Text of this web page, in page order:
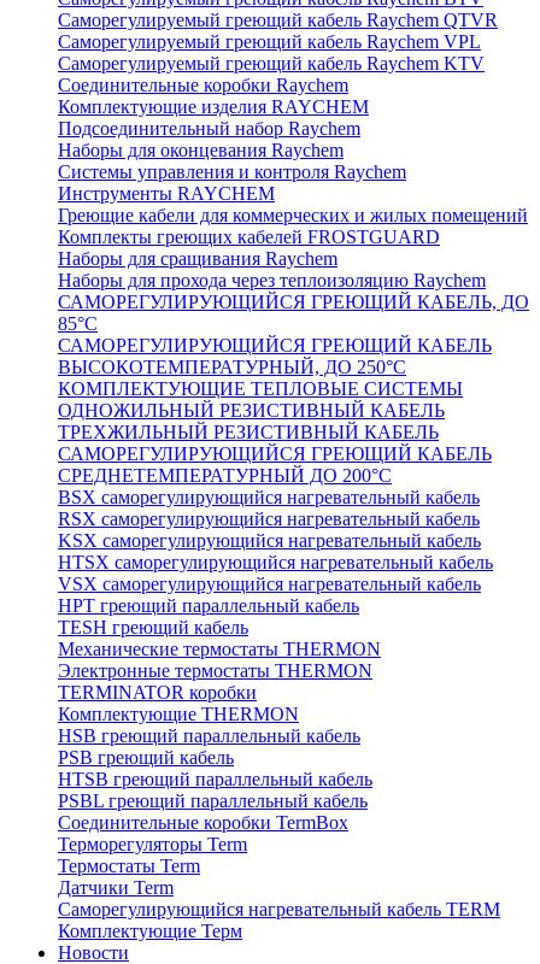
Саморегулируемый греющий кабель Raychem QTVR
Саморегулируемый греющий кабель Raychem VPL
Саморегулируемый греющий кабель Raychem KTV
Соединительные коробки Raychem
Комплектующие изделия RAYCHEM
Подсоединительный набор Raychem
Наборы для оконцевания Raychem
Системы управления и контроля Raychem
Инструменты RAYCHEM
Греющие кабели для коммерческих и жилых помещений
Комплекты греющих кабелей FROSTGUARD
Наборы для сращивания Raychem
Наборы для прохода через теплоизоляцию Raychem
САМОРЕГУЛИРУЮЩИЙСЯ ГРЕЮЩИЙ КАБЕЛЬ, ДО
85°С
САМОРЕГУЛИРУЮЩИЙСЯ ГРЕЮЩИЙ КАБЕЛЬ
ВЫСОКОТЕМПЕРАТУРНЫЙ, ДО 250°С
КОМПЛЕКТУЮЩИЕ ТЕПЛОВЫЕ СИСТЕМЫ
ОДНОЖИЛЬНЫЙ РЕЗИСТИВНЫЙ КАБЕЛЬ
ТРЕХЖИЛЬНЫЙ РЕЗИСТИВНЫЙ КАБЕЛЬ
САМОРЕГУЛИРУЮЩИЙСЯ ГРЕЮЩИЙ КАБЕЛЬ
СРЕДНЕТЕМПЕРАТУРНЫЙ ДО 200°С
BSX саморегулирующийся нагревательный кабель
RSX саморегулирующийся нагревательный кабель
KSX саморегулирующийся нагревательный кабель
HTSX саморегулирующийся нагревательный кабель
VSX саморегулирующийся нагревательный кабель
НРТ греющий параллельный кабель
TESH греющий кабель
Механические термостаты THERMON
Электронные термостаты THERMON
TERMINATOR коробки
Комплектующие THERMON
HSB греющий параллельный кабель
PSB греющий кабель
HTSB греющий параллельный кабель
PSBL греющий параллельный кабель
Соединительные коробки TermBox
Терморегуляторы Term
Термостаты Term
Датчики Term
Саморегулирующийся нагревательный кабель TERM
Комплектующие Терм
Новости